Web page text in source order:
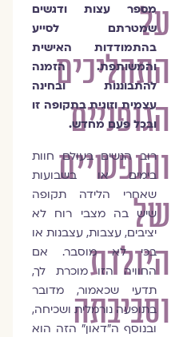
על
התהליכים
הגופניים
והנפשיים
של
היולדת
וסביבתה
מספר עצות ודגשים
שמטרתם לסייע
בהתמודדות האישית
והמשותפת. הזמנה
להתבוננות ובחינה
עצמית וזוגית בתקופה זו
ובכל פעם מחדש.
רוב הנשים בעולם חוות
בימים או בשבועות
שאחרי הלידה תקופה
שיש בה מצבי רוח לא
יציבים, עצבות, עצבנות או
בכי לא מוסבר. אם
החוויה הזו מוכרת לך,
תדעי שכאמור, מדובר
בתופעה נורמלית ושכיחה,
ובנוסף ה"דאון" הזה הוא